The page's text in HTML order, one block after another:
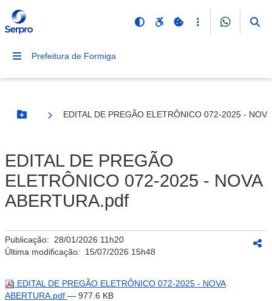
Prefeitura de Formiga
Botão Menu
EDITAL DE PREGÃO ELETRÔNICO 072-2025 -
EDITAL DE PREGÃO
ELETRÔNICO 072-2025 - NOVA
ABERTURA.pdf
Publicação: 28/01/2026 11h20
Última modificação: 15/07/2026 15h48
EDITAL DE PREGÃO ELETRÔNICO 072-2025 - NOVA
ABERTURA.pdf — 977.6 KB